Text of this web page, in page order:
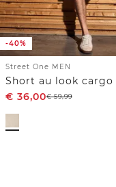
-40%
Street One MEN
Short au look cargo
€ 36,00€59,99